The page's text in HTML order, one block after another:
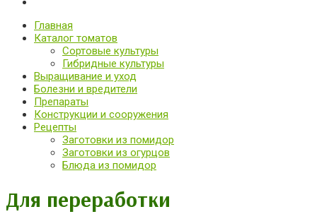
Главная
Каталог томатов
Сортовые культуры
Гибридные культуры
Выращивание и уход
Болезни и вредители
Препараты
Конструкции и сооружения
Рецепты
Заготовки из помидор
Заготовки из огурцов
Блюда из помидор
Для переработки